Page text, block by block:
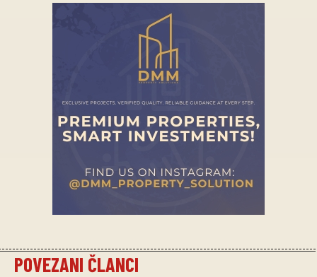
POVEZANI ČLANCI